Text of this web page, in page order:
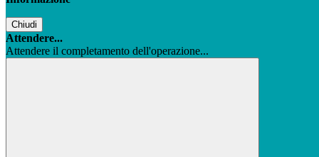
Chiudi
Attendere...
Attendere il completamento dell'operazione...